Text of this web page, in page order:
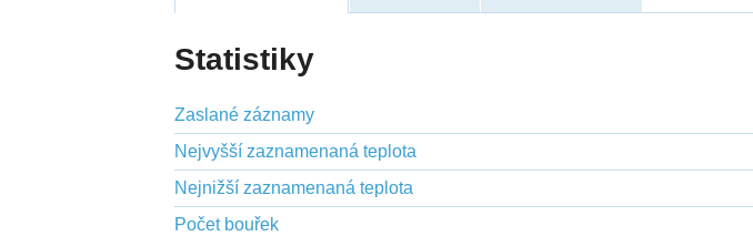
Statistiky
Zaslané záznamy
Nejvyšší zaznamenaná teplota
Nejnižší zaznamenaná teplota
Počet bouřek